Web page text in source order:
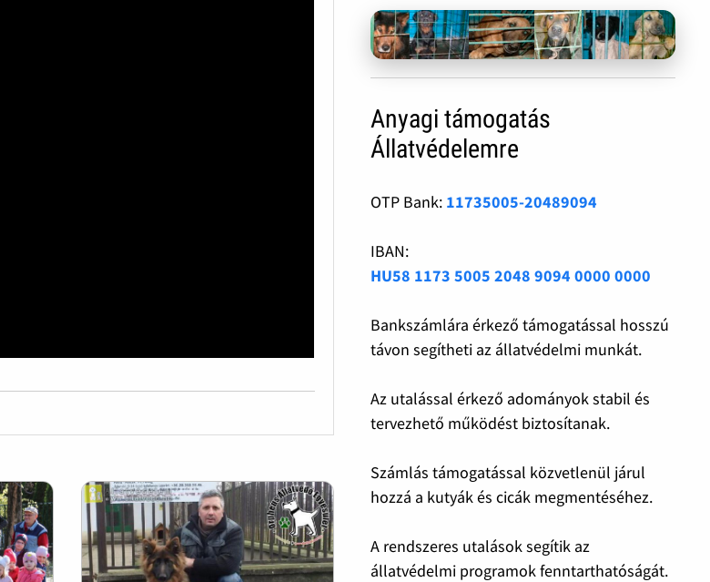
Anyagi támogatás
Állatvédelemre
OTP Bank: 11735005-20489094
IBAN:
HU58 1173 5005 2048 9094 0000 0000
Bankszámlára érkező támogatással hosszú
távon segítheti az állatvédelmi munkát.
Az utalással érkező adományok stabil és
tervezhető működést biztosítanak.
Számlás támogatással közvetlenül járul
hozzá a kutyák és cicák megmentéséhez.
A rendszeres utalások segítik az
állatvédelmi programok fenntarthatóságát.